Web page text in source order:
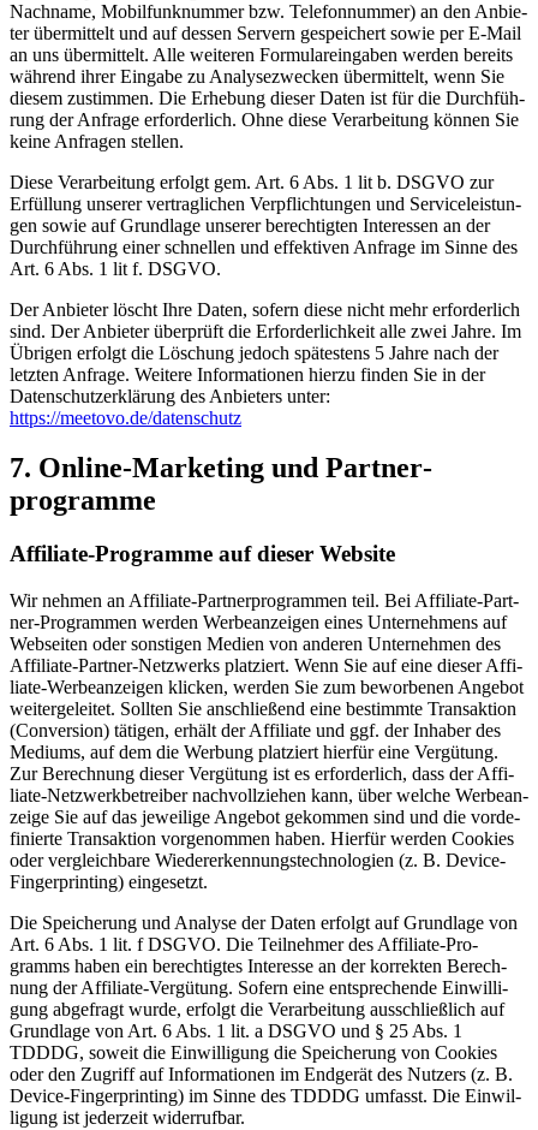
Nach­na­me, Mobil­funk­num­mer bzw. Tele­fon­num­mer) an den Anbie­
ter über­mit­telt und auf des­sen Ser­vern gespei­chert sowie per E‑Mail
an uns über­mit­telt. Alle wei­te­ren For­mu­lar­ein­ga­ben wer­den bereits
wäh­rend ihrer Ein­ga­be zu Ana­ly­se­zwe­cken über­mit­telt, wenn Sie
die­sem zustim­men. Die Erhe­bung die­ser Daten ist für die Durch­füh­
rung der Anfra­ge erfor­der­lich. Ohne die­se Ver­ar­bei­tung kön­nen Sie
kei­ne Anfra­gen stel­len.
Die­se Ver­ar­bei­tung erfolgt gem. Art. 6 Abs. 1 lit b. DSGVO zur
Erfül­lung unse­rer ver­trag­li­chen Ver­pflich­tun­gen und Ser­vice­leis­tun­
gen sowie auf Grund­la­ge unse­rer berech­tig­ten Inter­es­sen an der
Durch­füh­rung einer schnel­len und effek­ti­ven Anfra­ge im Sin­ne des
Art. 6 Abs. 1 lit f. DSGVO.
Der Anbie­ter löscht Ihre Daten, sofern die­se nicht mehr erfor­der­lich
sind. Der Anbie­ter über­prüft die Erfor­der­lich­keit alle zwei Jah­re. Im
Übri­gen erfolgt die Löschung jedoch spä­tes­tens 5 Jah­re nach der
letz­ten Anfra­ge. Wei­te­re Infor­ma­tio­nen hier­zu fin­den Sie in der
Daten­schutz­er­klä­rung des Anbie­ters unter:
https://meetovo.de/datenschutz
7. Online-Mar­ke­ting und Partner­
programme
Affi­lia­te-Pro­gram­me auf die­ser Web­site
Wir neh­men an Affi­lia­te-Part­ner­pro­gram­men teil. Bei Affi­lia­te-Part­
ner-Pro­gram­men wer­den Wer­be­an­zei­gen eines Unter­neh­mens auf
Web­sei­ten oder sons­ti­gen Medi­en von ande­ren Unter­neh­men des
Affi­lia­te-Part­ner-Netz­werks plat­ziert. Wenn Sie auf eine die­ser Affi­
lia­te-Wer­be­an­zei­gen kli­cken, wer­den Sie zum bewor­be­nen Ange­bot
wei­ter­ge­lei­tet. Soll­ten Sie anschlie­ßend eine bestimm­te Trans­ak­ti­on
(Con­ver­si­on) täti­gen, erhält der Affi­lia­te und ggf. der Inha­ber des
Medi­ums, auf dem die Wer­bung plat­ziert hier­für eine Ver­gü­tung.
Zur Berech­nung die­ser Ver­gü­tung ist es erfor­der­lich, dass der Affi­
lia­te-Netz­werk­be­trei­ber nach­voll­zie­hen kann, über wel­che Wer­be­an­
zei­ge Sie auf das jewei­li­ge Ange­bot gekom­men sind und die vor­de­
fi­nier­te Trans­ak­ti­on vor­ge­nom­men haben. Hier­für wer­den Coo­kies
oder ver­gleich­ba­re Wie­der­erken­nungs­tech­no­lo­gien (z. B. Device-
Fin­ger­prin­ting) ein­ge­setzt.
Die Spei­che­rung und Ana­ly­se der Daten erfolgt auf Grund­la­ge von
Art. 6 Abs. 1 lit. f DSGVO. Die Teil­neh­mer des Affi­lia­te-Pro­
gramms haben ein berech­tig­tes Inter­es­se an der kor­rek­ten Berech­
nung der Affi­lia­te-Ver­gü­tung. Sofern eine ent­spre­chen­de Ein­wil­li­
gung abge­fragt wur­de, erfolgt die Ver­ar­bei­tung aus­schließ­lich auf
Grund­la­ge von Art. 6 Abs. 1 lit. a DSGVO und § 25 Abs. 1
TDDDG, soweit die Ein­wil­li­gung die Spei­che­rung von Coo­kies
oder den Zugriff auf Infor­ma­tio­nen im End­ge­rät des Nut­zers (z. B.
Device-Fin­ger­prin­ting) im Sin­ne des TDDDG umfasst. Die Ein­wil­
li­gung ist jeder­zeit wider­ruf­bar.